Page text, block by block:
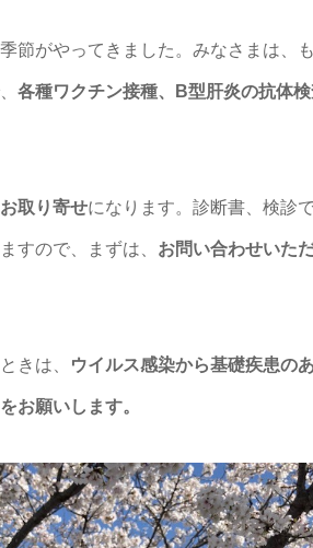
節がやってきました。みなさまは、
各種ワクチン接種、B型肝炎の抗体
取り寄せになります。診断書、検診
すので、まずは、 お問い合わせいた
きは、 ウイルス感染から基礎疾患の
お願いします。